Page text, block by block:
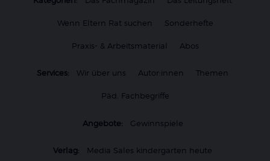
Wenn Eltern Rat suchen Sonderhefte
Praxis- & Arbeitsmaterial Abos
Services: Wir über uns Autor:innen Themen
Päd. Fachbegriffe
Angebote: Gewinnspiele
Verlag: Media Sales kindergarten heute